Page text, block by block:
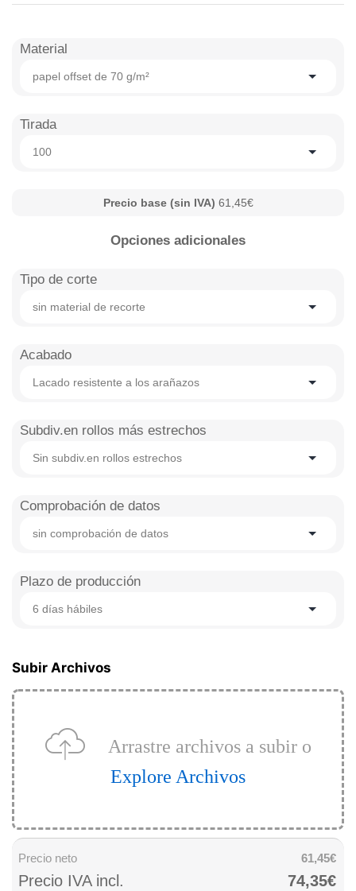
Material
papel offset de 70 g/m²
Tirada
100
Precio base (sin IVA) 61,45€
Opciones adicionales
Tipo de corte
sin material de recorte
Acabado
Lacado resistente a los arañazos
Subdiv.en rollos más estrechos
Sin subdiv.en rollos estrechos
Comprobación de datos
sin comprobación de datos
Plazo de producción
6 días hábiles
Subir Archivos
Arrastre archivos a subir o
Explore Archivos
Precio neto 61,45€
Precio IVA incl. 74,35€